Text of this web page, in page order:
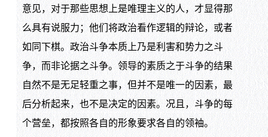
意见，对于那些思想上是唯理主义的人，才显得那
么具有说服力；他们将政治看作逻辑的辩论，或者
如同下棋。政治斗争本质上乃是利害和势力之斗
争，而非论据之斗争。领导的素质之于斗争的结果
自然不是无足轻重之事，但并不是唯一的因素，最
后分析起来，也不是决定的因素。况且，斗争的每
个营垒，都按照各自的形象要求各自的领袖。